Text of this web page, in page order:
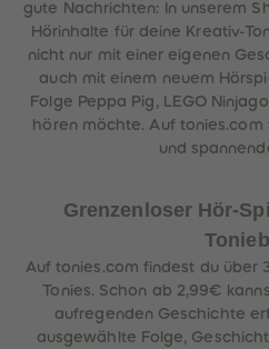
gute Nachrichten: In unserem
Hörinhalte für deine Kreativ-
nicht nur mit einer eigenen
auch mit einem neuem
Folge Peppa Pig, LEGO
hören möchte. Auf
und
Grenzenloser Hör-
Auf tonies.com findest du über
Tonies. Schon ab 2,99€
aufregenden Geschichte
ausgewählte Folge,